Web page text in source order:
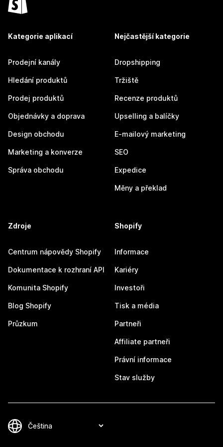
Kategorie aplikací
Prodejní kanály
Hledání produktů
Prodej produktů
Objednávky a doprava
Design obchodu
Marketing a konverze
Správa obchodu
Nejčastější kategorie
Dropshipping
Tržiště
Recenze produktů
Upselling a balíčky
E-mailový marketing
SEO
Expedice
Měny a překlad
Zdroje
Centrum nápovědy Shopify
Dokumentace k rozhraní API
Komunita Shopify
Blog Shopify
Průzkum
Shopify
Informace
Kariéry
Investoři
Tisk a média
Partneři
Affiliate partneři
Právní informace
Stav služby